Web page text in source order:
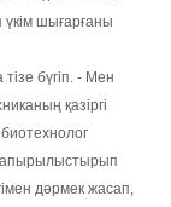
шығарғаны
бүгіп. - Мен
қазіргі
дәрмек жасап,